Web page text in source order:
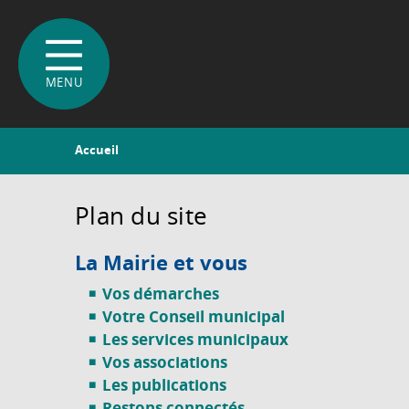
Vous
êtes
Accueil
Plan du site
La Mairie et vous
Vos démarches
Votre Conseil municipal
Les services municipaux
Vos associations
Les publications